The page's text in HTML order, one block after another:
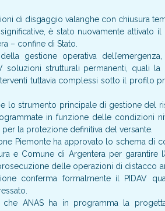
di disgaggio valanghe con chiusura
è stato nuovamente attivato
– confine di Stato.
gestione operativa
soluzioni strutturali permanenti, quali
tuttavia complessi sotto il profilo
lo strumento principale di gestione del
in funzione delle condizioni
la protezione definitiva del versante.
Piemonte ha approvato lo schema di
e Comune di Argentera per garantire
delle operazioni di distacco
conferma formalmente il PIDAV
che ANAS ha in programma la